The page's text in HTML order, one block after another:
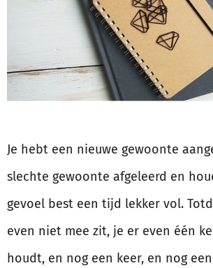
Je hebt een nieuwe gewoonte
slechte gewoonte afgeleerd en
gevoel best een tijd lekker vol.
even niet mee zit, je er even één
houdt, en nog een keer, en nog